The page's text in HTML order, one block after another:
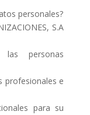
personales?
S.A
personas
profesionales e
para su